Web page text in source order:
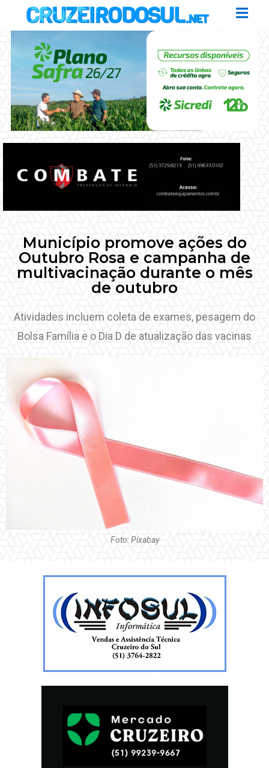
Município promove ações do
Outubro Rosa e campanha de
multivacinação durante o mês
de outubro
Atividades incluem coleta de exames, pesagem do
Bolsa Família e o Dia D de atualização das vacinas
Foto: Pixabay